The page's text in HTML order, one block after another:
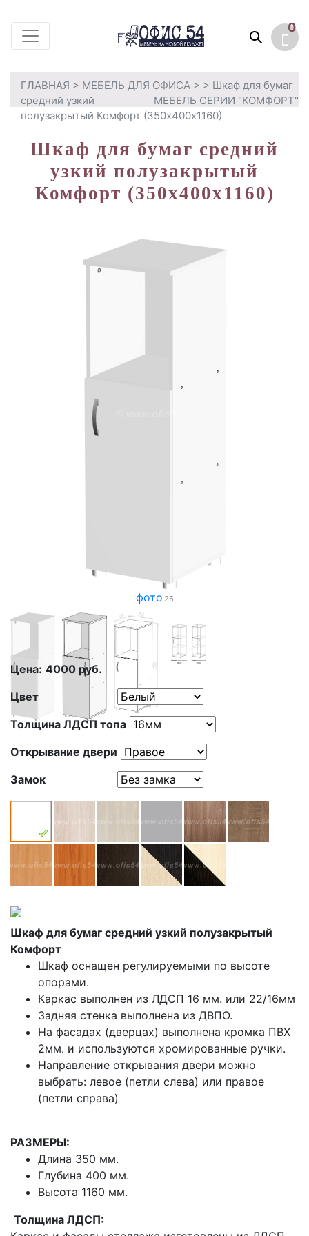
ГЛАВНАЯ > МЕБЕЛЬ ДЛЯ ОФИСА >
МЕБЕЛЬ СЕРИИ "КОМФОРТ"
> Шкаф для бумаг
средний узкий
полузакрытый Комфорт (350х400х1160)
Шкаф для бумаг средний
узкий полузакрытый
Комфорт (350х400х1160)
фото 25
Цена: 4000 руб.
Цвет
Толщина ЛДСП топа
Открывание двери
Замок
Шкаф для бумаг средний узкий полузакрытый
Комфорт
Шкаф оснащен регулируемыми по высоте
опорами.
Каркас выполнен из ЛДСП 16 мм. или 22/16мм
Задняя стенка выполнена из ДВПО.
На фасадах (дверцах) выполнена кромка ПВХ
2мм. и используются хромированные ручки.
Направление открывания двери можно
выбрать: левое (петли слева) или правое
(петли справа)
РАЗМЕРЫ:
Длина 350 мм.
Глубина 400 мм.
Высота 1160 мм.
Толщина ЛДСП:
0